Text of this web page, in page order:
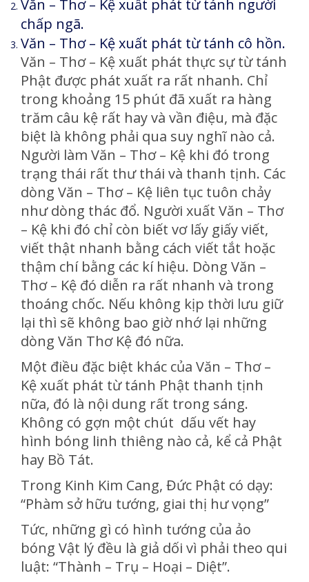
Văn – Thơ – Kệ xuất phát từ tánh người
chấp ngã.
Văn – Thơ – Kệ xuất phát từ tánh cô hồn.
Văn – Thơ – Kệ xuất phát thực sự từ tánh
Phật được phát xuất ra rất nhanh. Chỉ
trong khoảng 15 phút đã xuất ra hàng
trăm câu kệ rất hay và vần điệu, mà đặc
biệt là không phải qua suy nghĩ nào cả.
Người làm Văn – Thơ – Kệ khi đó trong
trạng thái rất thư thái và thanh tịnh. Các
dòng Văn – Thơ – Kệ liên tục tuôn chảy
như dòng thác đổ. Người xuất Văn – Thơ
– Kệ khi đó chỉ còn biết vơ lấy giấy viết,
viết thật nhanh bằng cách viết tắt hoặc
thậm chí bằng các kí hiệu. Dòng Văn –
Thơ – Kệ đó diễn ra rất nhanh và trong
thoáng chốc. Nếu không kịp thời lưu giữ
lại thì sẽ không bao giờ nhớ lại những
dòng Văn Thơ Kệ đó nữa.
Một điều đặc biệt khác của Văn – Thơ –
Kệ xuất phát từ tánh Phật thanh tịnh
nữa, đó là nội dung rất trong sáng.
Không có gợn một chút dấu vết hay
hình bóng linh thiêng nào cả, kể cả Phật
hay Bồ Tát.
Trong Kinh Kim Cang, Đức Phật có dạy:
“Phàm sở hữu tướng, giai thị hư vọng”
Tức, những gì có hình tướng của ảo
bóng Vật lý đều là giả dối vì phải theo qui
luật: “Thành – Trụ – Hoại – Diệt”.